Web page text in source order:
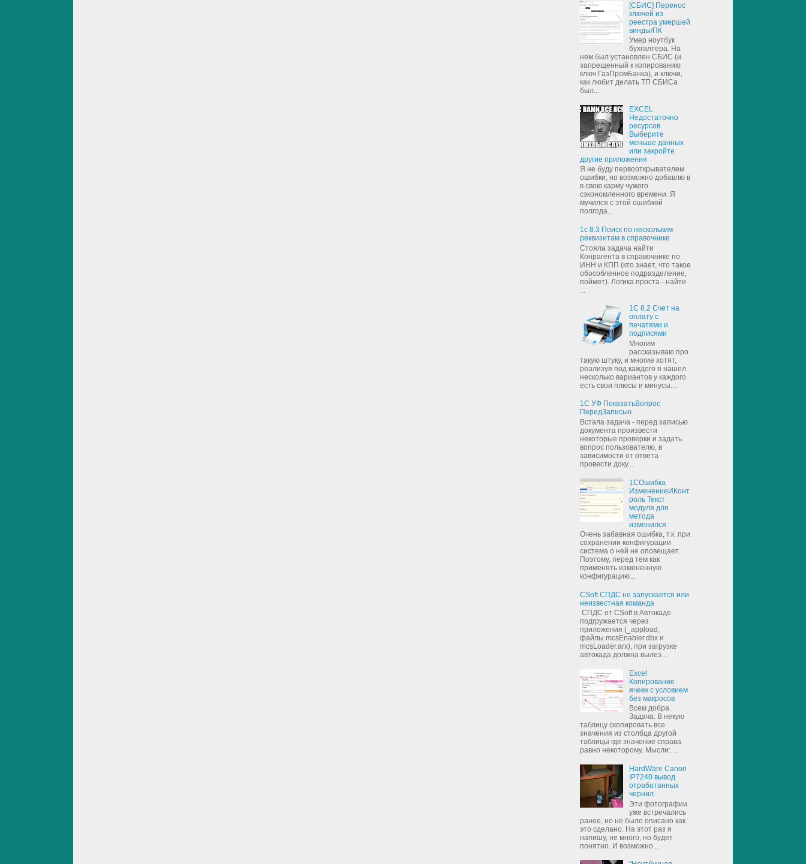
[СБИС] Перенос
ключей из
реестра умершей
винды/ПК
Умер ноутбук
бухгалтера. На
нем был установлен СБИС (и
запрещенный к копированию
ключ ГазПромБанка), и ключи,
как любит делать ТП СБИСа
был...
EXCEL
Недостаточно
ресурсов.
Выберите
меньше данных
или закройте
другие приложения
Я не буду первооткрывателем
ошибки, но возможно добавлю в
в свою карму чужого
сэкономленного времени. Я
мучился с этой ошибкой
полгода...
1с 8.3 Поиск по нескольким
реквизитам в справочнике
Стояла задача найти
Конрагента в справочнике по
ИНН и КПП (кто знает, что такое
обособленное подразделение,
поймет). Логика проста - найти
1С 8.2 Счет на
оплату с
печатями и
подписями
Многим
рассказываю про
такую штуку, и многие хотят,
реализуя под каждого я нашел
несколько вариантов у каждого
есть свои плюсы и минусы....
1С УФ ПоказатьВопрос
ПередЗаписью
Встала задача - перед записью
документа произвести
некоторые проверки и задать
вопрос пользователю, в
зависимости от ответа -
провести доку...
1СОшибка
ИзменениеИКонт
роль Текст
модуля для
метода
изменился
Очень забавная ошибка, т.к. при
сохранении конфигурации
система о ней не оповещает.
Поэтому, перед тем как
применять измененную
конфигурацию...
CSoft СПДС не запускается или
неизвестная команда
СПДС от CSoft в Автокаде
подгружается через
приложения (_appload,
файлы mcsEnabler.dbx и
mcsLoader.arx), при загрузке
автокада должна вылез...
Excel
Копирование
ячеек с условием
без макросов
Всем добра.
Задача: В некую
таблицу скопировать все
значения из столбца другой
таблицы где значение справа
равно некоторому. Мысли: ...
HardWare Canon
IP7240 вывод
отработанных
чернил
Эти фотографии
уже встречались
ранее, но не было описано как
это сделано. На этот раз я
напишу, не много, но будет
понятно. И возможно...